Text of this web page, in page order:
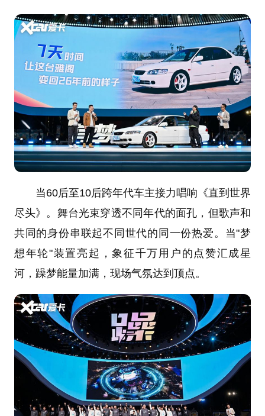
当60后至10后跨年代车主接力唱响《直到世界
尽头》。舞台光束穿透不同年代的面孔，但歌声和
共同的身份串联起不同世代的同一份热爱。当"梦
想年轮"装置亮起，象征千万用户的点赞汇成星
河，躁梦能量加满，现场气氛达到顶点。